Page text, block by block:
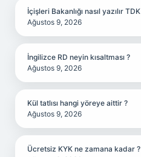
İçişleri Bakanlığı nasıl yazılır
Ağustos 9, 2026
İngilizce RD neyin kısaltması ?
Ağustos 9, 2026
Kül tatlısı hangi yöreye aittir ?
Ağustos 9, 2026
Ücretsiz KYK ne zamana kadar ?